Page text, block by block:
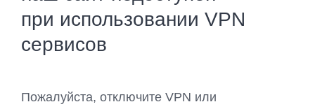
при использовании VPN
сервисов
Пожалуйста, отключите VPN или